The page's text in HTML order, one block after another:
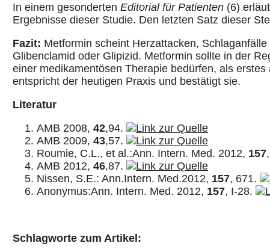
In einem gesonderten Editorial für Patienten (6)
Ergebnisse dieser Studie. Den letzten Satz dieser
Fazit: Metformin scheint Herzattacken,
Glibenclamid oder Glipizid. Metformin sollte in der
einer medikamentösen Therapie bedürfen, als
entspricht der heutigen Praxis und bestätigt sie.
Literatur
AMB 2008, 42,94.
AMB 2009, 43,57.
Roumie, C.L., et al.:Ann. Intern. Med. 2012, 157
AMB 2012, 46,87.
Nissen, S.E.: Ann.Intern. Med.2012, 157, 671.
Anonymus:Ann. Intern. Med. 2012, 157, I-28.
Schlagworte zum Artikel: